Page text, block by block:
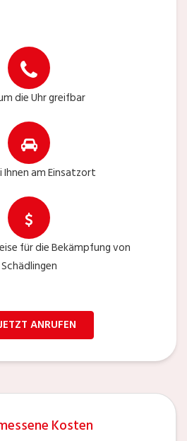
die Uhr greifbar
am Einsatzort
für die Bekämpfung von
Schädlingen
ANRUFEN
Kosten